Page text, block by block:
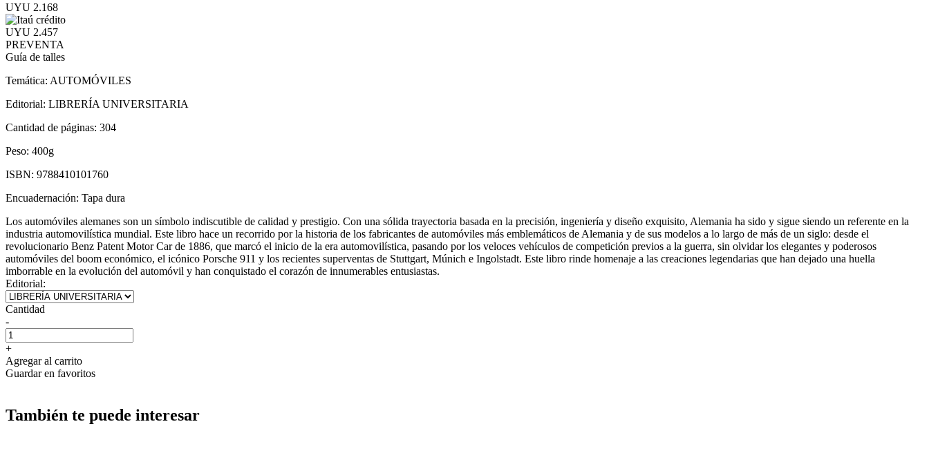
UYU 2.168
UYU 2.457
PREVENTA
Guía de talles
Temática: AUTOMÓVILES
Editorial: LIBRERÍA UNIVERSITARIA
Cantidad de páginas: 304
Peso: 400g
ISBN: 9788410101760
Encuadernación: Tapa dura
Los automóviles alemanes son un símbolo indiscutible de calidad y prestigio. Con una sólida trayectoria basada en la precisión, ingeniería y diseño exquisito, Alemania ha sido y sigue siendo un referente en la
industria automovilística mundial. Este libro hace un recorrido por la historia de los fabricantes de automóviles más emblemáticos de Alemania y de sus modelos a lo largo de más de un siglo: desde el
revolucionario Benz Patent Motor Car de 1886, que marcó el inicio de la era automovilística, pasando por los veloces vehículos de competición previos a la guerra, sin olvidar los elegantes y poderosos
automóviles del boom económico, el icónico Porsche 911 y los recientes superventas de Stuttgart, Múnich e Ingolstadt. Este libro rinde homenaje a las creaciones legendarias que han dejado una huella
imborrable en la evolución del automóvil y han conquistado el corazón de innumerables entusiastas.
Editorial:
Cantidad
-
+
Agregar al carrito
Guardar en favoritos
También te puede interesar